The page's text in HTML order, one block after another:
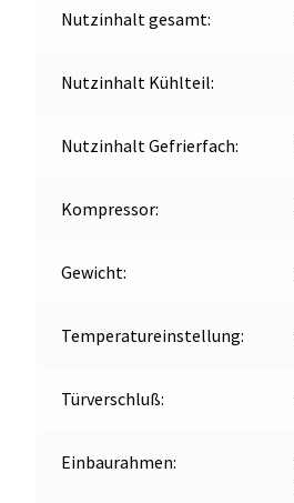
Nutzinhalt gesamt:
Nutzinhalt Kühlteil:
Nutzinhalt Gefrierfach:
Kompressor:
Gewicht:
Temperatureinstellung:
Türverschluß:
Einbaurahmen: